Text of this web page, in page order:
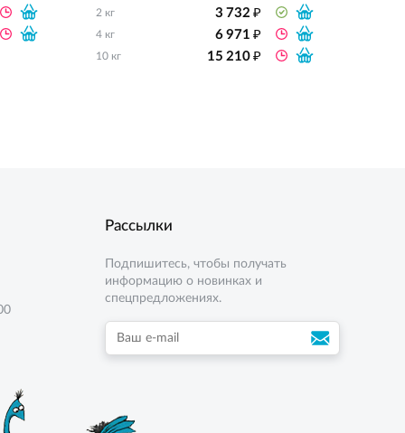
2 кг 3 732₽
4 кг 6 971₽
10 кг 15 210₽
Рассылки
Подпишитесь, чтобы получать
информацию о новинках и
спецпредложениях.